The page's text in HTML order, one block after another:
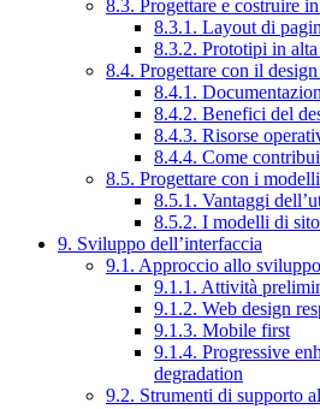
8.3. Progettare e costruire
8.3.1. Layout di
8.3.2. Prototipi in alta
8.4. Progettare con il
8.4.1.
8.4.2. Benefici del
8.4.3. Risorse
8.4.4. Come
8.5. Progettare con i
8.5.1. Vantaggi
8.5.2. I modelli di
9. Sviluppo dell’interfaccia
9.1. Approccio allo sviluppo
9.1.1. Attività
9.1.2. Web design
9.1.3. Mobile first
9.1.4. Progressive
degradation
9.2. Strumenti di supporto